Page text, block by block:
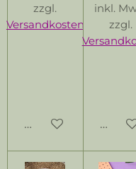
zzgl.
Versandkosten
In den Warenkorb
inkl.
zzgl.
In